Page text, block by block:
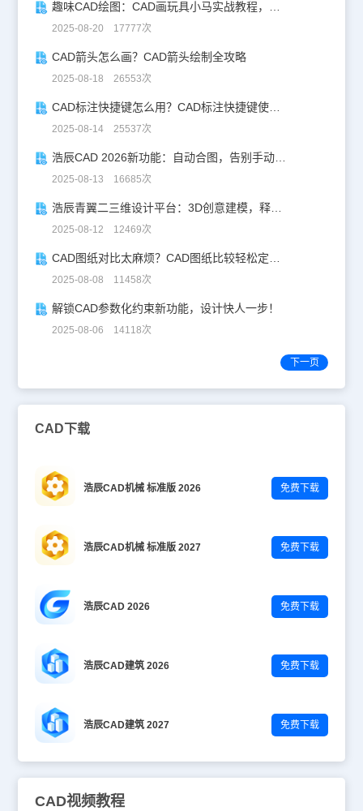
趣味CAD绘图：CAD画玩具小马实战教程，附详细步骤与技巧！
2025-08-20 17777次
CAD箭头怎么画？CAD箭头绘制全攻略
2025-08-18 26553次
CAD标注快捷键怎么用？CAD标注快捷键使用教程
2025-08-14 25537次
浩辰CAD 2026新功能：自动合图，告别手动拼图！
2025-08-13 16685次
浩辰青翼二三维设计平台：3D创意建模，释放创意生产力！
2025-08-12 12469次
CAD图纸对比太麻烦？CAD图纸比较轻松定位修改，开启高效设计之旅
2025-08-08 11458次
解锁CAD参数化约束新功能，设计快人一步！
2025-08-06 14118次
下一页
CAD下载
浩辰CAD机械 标准版 2026 免费下载
浩辰CAD机械 标准版 2027 免费下载
浩辰CAD 2026 免费下载
浩辰CAD建筑 2026 免费下载
浩辰CAD建筑 2027 免费下载
CAD视频教程